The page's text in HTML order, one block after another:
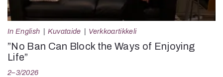
In English Kuvataide Verkkoartikkeli
”No Ban Can Block the Ways of Enjoying
Life”
2–3/2026